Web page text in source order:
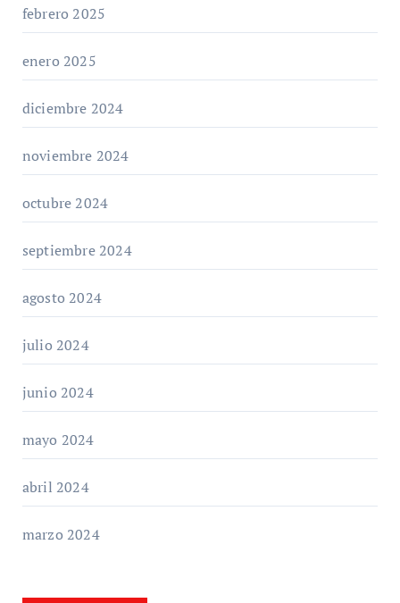
febrero 2025
enero 2025
diciembre 2024
noviembre 2024
octubre 2024
septiembre 2024
agosto 2024
julio 2024
junio 2024
mayo 2024
abril 2024
marzo 2024